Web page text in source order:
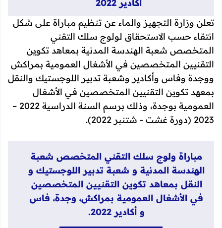
أكادير 2022
تعلن وزارة التجهيز والماء عن تنظيم مباراة على شكل
انتقاء حسب الاستحقاق لولوج سلك التقني
المتخصص شعبة الهندسة المدنية بمعاهد تكوين
التقنيين المتخصصين في الأشغال العمومية بمراكش
ووجدة وفاس وأكادير وشعبة تدبير اللوجستيك والنقل
بمعهد تكوين التقنيين المتخصصين في الأشغال
2023 (دورة غشت - شتنبر 2022).
مباراة ولوج سلك التقني المتخصص شعبة
الهندسة المدنية و شعبة تدبير اللوجستيك و
النقل بمعاهد تكوين التقنيين المتخصصين
في الأشغال العمومية بمراكش، وجدة، فاس
و أكادير 2022.